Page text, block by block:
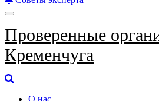
Проверенные
Кременчуга